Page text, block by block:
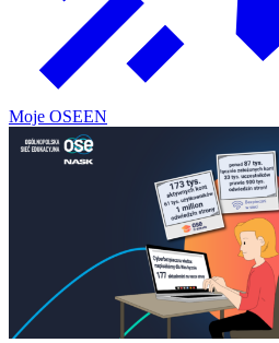
Moje OSEEN